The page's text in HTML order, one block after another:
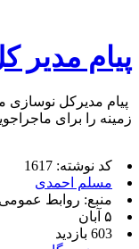
پیام مدیر
پیام مدیرکل نوسازی
زمینه را برای
کد نوشته: 1617
مسلم احمدی
منبع: روابط
۵ آبان
603 بازدید